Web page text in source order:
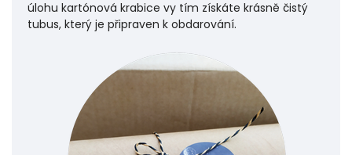
úlohu kartónová krabice vy tím získáte krásně čistý
tubus, který je připraven k obdarování.